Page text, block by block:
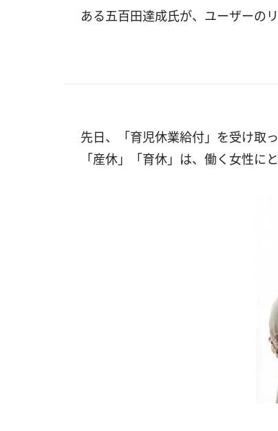
ある五百田達成氏が、ユーザーの
先日、「育児休業給付」を受け取
「産休」「育休」は、働く女性に